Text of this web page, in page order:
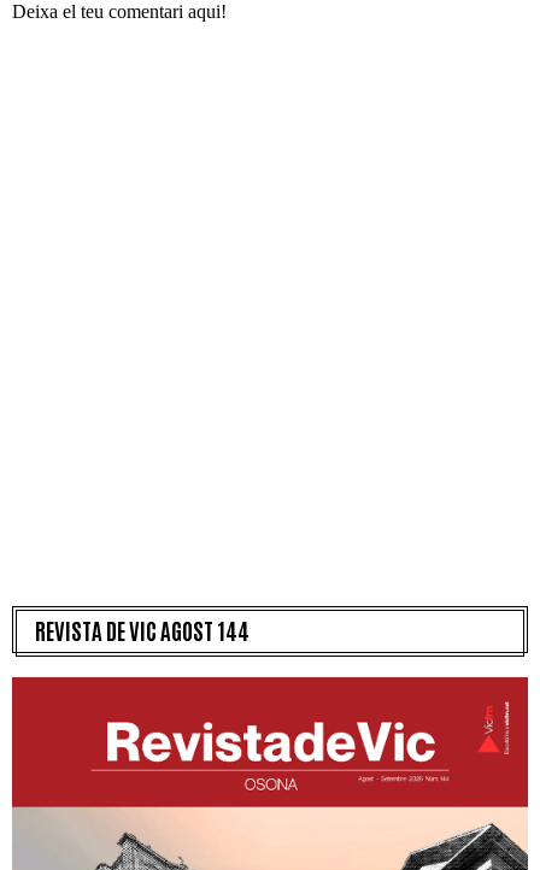
Deixa el teu comentari aqui!
REVISTA DE VIC AGOST 144